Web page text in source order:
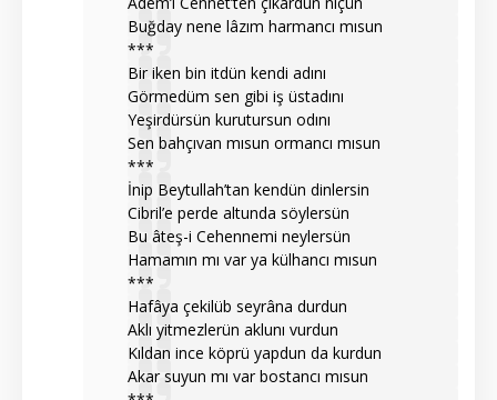
Buğday nene lâzım harmancı mısun
***
Bir iken bin itdün kendi adını
Görmedüm sen gibi iş üstadını
Yeşirdürsün kurutursun odını
Sen bahçıvan mısun ormancı mısun
***
İnip Beytullah’tan kendün dinlersin
Cibril’e perde altunda söylersün
Bu âteş-i Cehennemi neylersün
Hamamın mı var ya külhancı mısun
***
Hafâya çekilüb seyrâna durdun
Aklı yitmezlerün aklunı vurdun
Kıldan ince köprü yapdun da kurdun
Akar suyun mı var bostancı mısun